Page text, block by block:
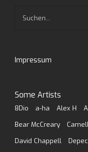
Impressum
Some Artists
8Dio a-ha Alex H
Bear McCreary
David Chappell